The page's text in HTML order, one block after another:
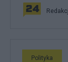
Polityka